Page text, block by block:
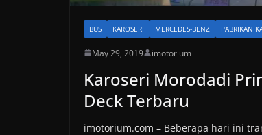
BUS KAROSERI MERCEDES-BENZ PABRIKAN
May 29, 2019 imotorium
Karoseri Morodadi
Deck Terbaru
imotorium.com – Beberapa hari ini